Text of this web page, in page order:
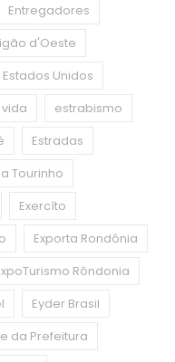
Entregadores
d'Oeste
Estados Unidos
estrabismo
Estradas
Tourinho
Exercíto
Exporta Rondônia
Rôndonia
Eyder Brasil
da Prefeitura